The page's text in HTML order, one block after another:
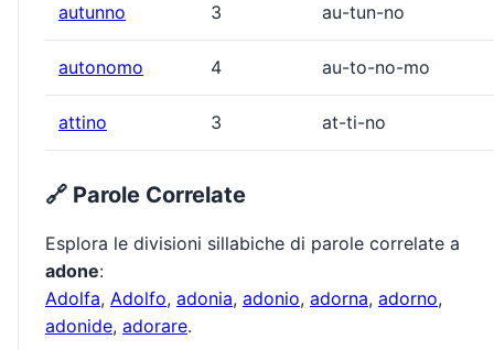
autunno 3 au-tun-no
autonomo 4 au-to-no-mo
attino 3 at-ti-no
🔗 Parole Correlate
Esplora le divisioni sillabiche di parole correlate a
adone:
Adolfa, Adolfo, adonia, adonio, adorna, adorno,
adonide, adorare.